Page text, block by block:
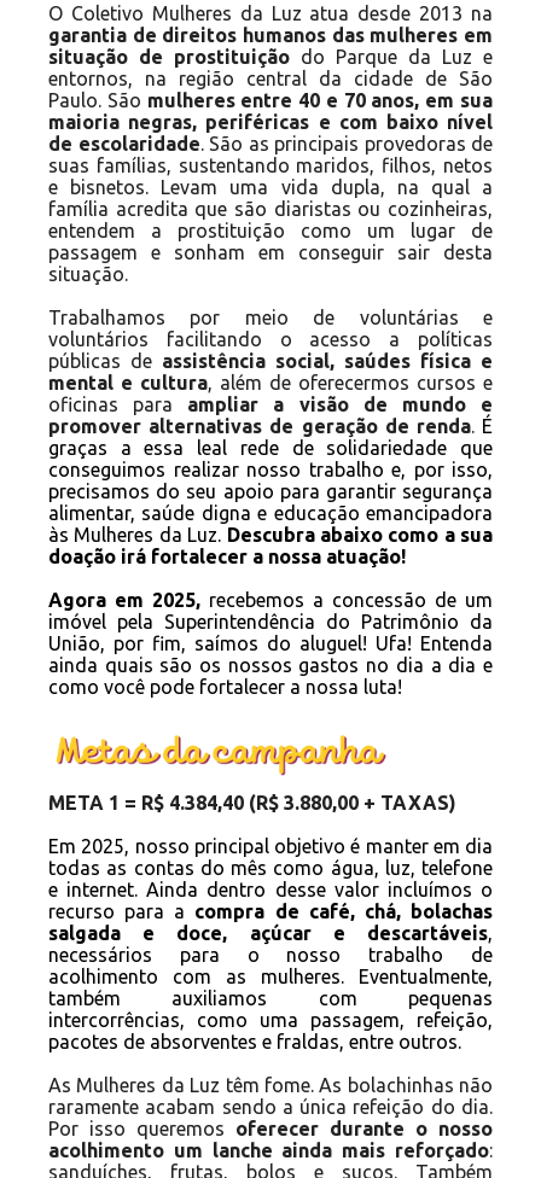
O Coletivo Mulheres da Luz atua desde 2013 na
garantia de direitos humanos das mulheres em
situação de prostituição do Parque da Luz e
entornos, na região central da cidade de São
Paulo. São mulheres entre 40 e 70 anos, em sua
maioria negras, periféricas e com baixo nível
de escolaridade. São as principais provedoras de
suas famílias, sustentando maridos, filhos, netos
e bisnetos. Levam uma vida dupla, na qual a
família acredita que são diaristas ou cozinheiras,
entendem a prostituição como um lugar de
passagem e sonham em conseguir sair desta
situação.
Trabalhamos por meio de voluntárias e
voluntários facilitando o acesso a políticas
públicas de assistência social, saúdes física e
mental e cultura, além de oferecermos cursos e
oficinas para ampliar a visão de mundo e
promover alternativas de geração de renda.É
graças a essa leal rede de solidariedade que
conseguimos realizar nosso trabalho e, por isso,
precisamos do seu apoio para garantir segurança
alimentar, saúde digna e educação emancipadora
às Mulheres da Luz. Descubra abaixo como a sua
doação irá fortalecer a nossa atuação!
Agora em 2025, recebemos a concessão de um
imóvel pela Superintendência do Patrimônio da
União, por fim, saímos do aluguel! Ufa! Entenda
ainda quais são os nossos gastos no dia a dia e
como você pode fortalecer a nossa luta!
META 1 = R$ 4.384,40 (R$ 3.880,00 + TAXAS)
Em 2025, nosso principal objetivo é manter em dia
todas as contas do mês como água, luz, telefone
e internet. Ainda dentro desse valor incluímos o
recurso para a compra de café, chá, bolachas
salgada e doce, açúcar e descartáveis,
necessários para o nosso trabalho de
acolhimento com as mulheres. Eventualmente,
também auxiliamos com pequenas
intercorrências, como uma passagem, refeição,
pacotes de absorventes e fraldas, entre outros.
As Mulheres da Luz têm fome. As bolachinhas não
raramente acabam sendo a única refeição do dia.
Por isso queremos oferecer durante o nosso
acolhimento um lanche ainda mais reforçado:
sanduíches, frutas, bolos e sucos. Também